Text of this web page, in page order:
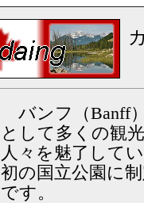
バンフ（Banff
として多くの観
人々を魅了して
初の国立公園に
です。